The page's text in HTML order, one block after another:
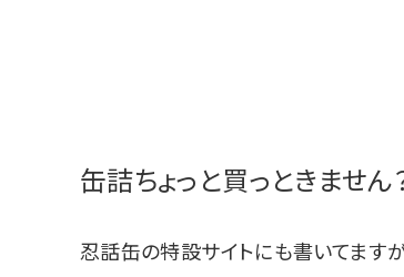
缶詰ちょっと買っときません
忍話缶の特設サイトにも書いてます